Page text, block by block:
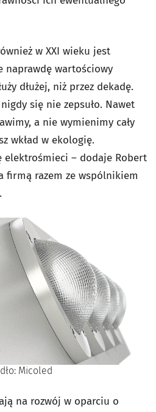
w XXI wieku jest
naprawdę wartościowy
dłużej, niż przez dekadę.
się nie zepsuło. Nawet
a nie wymienimy cały
wkład w ekologię.
elektrośmieci – dodaje Robert
firmą razem ze wspólnikiem
Micoled
na rozwój w oparciu o